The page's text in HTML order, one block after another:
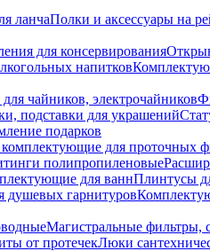
ланчаПолки и аксессуары на
для консервирования
напитков
чайников, электрочайников
подставки для украшений
подарков
для проточных
полипропиленовые
для ваннПлинтусы
гарнитуров
Магистральные фильтры,
от протечекЛюки